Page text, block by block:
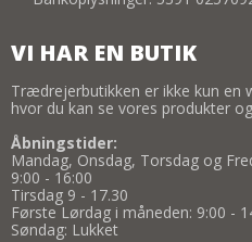
VI HAR EN BUTIK
Trædrejerbutikken er ikke kun en
hvor du kan se vores produkter
Åbningstider:
Mandag, Onsdag, Torsdag og
9:00 - 16:00
Tirsdag 9 - 17.30
Første Lørdag i måneden: 9:00 -
Søndag: Lukket